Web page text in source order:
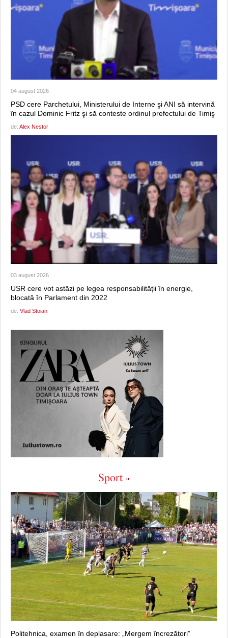
04 august 2026
PSD cere Parchetului, Ministerului de Interne şi ANI să intervină
în cazul Dominic Fritz şi să conteste ordinul prefectului de Timiş
de: Alex Nestor
03 august 2026
USR cere vot astăzi pe legea responsabilității în energie,
blocată în Parlament din 2022
de: Vlad Stoian
Sport
Politehnica, examen în deplasare: „Mergem încrezători”